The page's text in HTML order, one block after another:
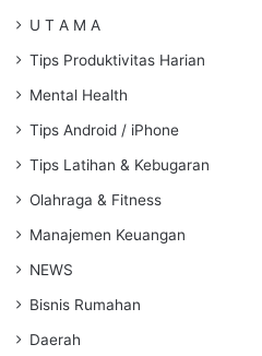
U T A M A
Tips Produktivitas Harian
Mental Health
Tips Android / iPhone
Tips Latihan & Kebugaran
Olahraga & Fitness
Manajemen Keuangan
NEWS
Bisnis Rumahan
Daerah